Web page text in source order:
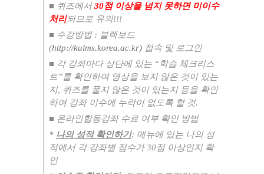
■ 퀴즈에서30점 이상을 넘지 못하면 미이수
처리되므로 유의!!!
■ 수강방법 : 블랙보드
(http://kulms.korea.ac.kr) 접속 및 로그인
■ 각 강좌마다 상단에 있는 “학습 체크리스
트”를 확인하여 영상을 보지 않은 것이 있는
지, 퀴즈를 풀지 않은 것이 있는지 등을 확인
하여 강좌 이수에 누락이 없도록 할 것.
■ 온라인합동강좌 수료 여부 확인 방법
* 나의 성적 확인하기: 메뉴에 있는 나의 성
적에서 각 강좌별 점수가30점 이상인지 확
인